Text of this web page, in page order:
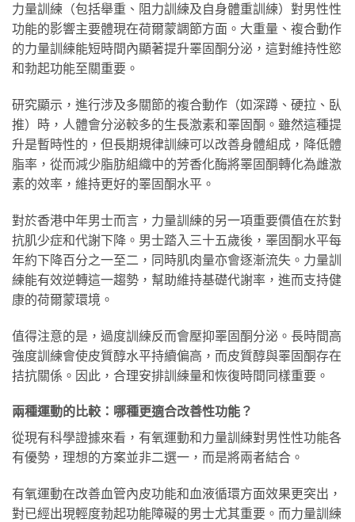
力量訓練（包括舉重、阻力訓練及自身體重訓練）對男性性
功能的影響主要體現在荷爾蒙調節方面。大重量、複合動作
的力量訓練能短時間內顯著提升睪固酮分泌，這對維持性慾
和勃起功能至關重要。
研究顯示，進行涉及多關節的複合動作（如深蹲、硬拉、臥
推）時，人體會分泌較多的生長激素和睪固酮。雖然這種提
升是暫時性的，但長期規律訓練可以改善身體組成，降低體
脂率，從而減少脂肪組織中的芳香化酶將睪固酮轉化為雌激
素的效率，維持更好的睪固酮水平。
對於香港中年男士而言，力量訓練的另一項重要價值在於對
抗肌少症和代謝下降。男士踏入三十五歲後，睪固酮水平每
年約下降百分之一至二，同時肌肉量亦會逐漸流失。力量訓
練能有效逆轉這一趨勢，幫助維持基礎代謝率，進而支持健
康的荷爾蒙環境。
值得注意的是，過度訓練反而會壓抑睪固酮分泌。長時間高
強度訓練會使皮質醇水平持續偏高，而皮質醇與睪固酮存在
拮抗關係。因此，合理安排訓練量和恢復時間同樣重要。
兩種運動的比較：哪種更適合改善性功能？
從現有科學證據來看，有氧運動和力量訓練對男性性功能各
有優勢，理想的方案並非二選一，而是將兩者結合。
有氧運動在改善血管內皮功能和血液循環方面效果更突出，
對已經出現輕度勃起功能障礙的男士尤其重要。而力量訓練